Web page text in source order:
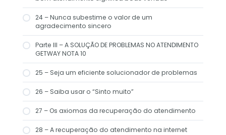
24 – Nunca subestime o valor de um
agradecimento sincero
Parte III – A SOLUÇÃO DE PROBLEMAS NO ATENDIMENTO
GETWAY NOTA 10
25 – Seja um eficiente solucionador de problemas
26 – Saiba usar o “Sinto muito”
27 – Os axiomas da recuperação do atendimento
28 – A recuperação do atendimento na internet